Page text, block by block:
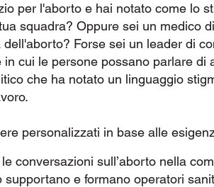
per l'aborto e hai notato come lo
squadra? Oppure sei un medico
Forse sei un leader di
cui le persone possano parlare di
che ha notato un linguaggio
personalizzati in base alle
conversazioni sull’aborto nella
supportano e formano operatori